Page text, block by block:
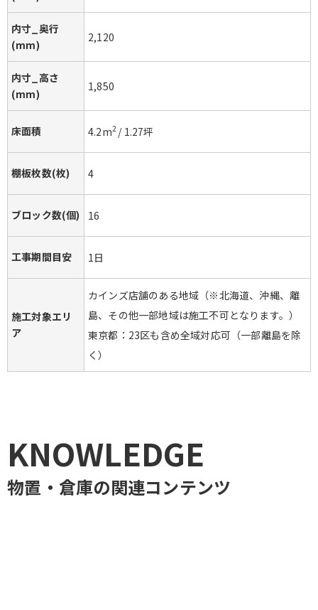
内寸_奥行
(mm)
2,120
内寸_高さ
(mm)
1,850
床面積 4.2m2/ 1.27坪
棚板枚数(枚) 4
ブロック数(個) 16
工事期間目安 1日
施工対象エリ
ア
カインズ店舗のある地域（※北海道、沖縄、離
島、その他一部地域は施工不可となります。）
東京都：23区も含め全域対応可（一部離島を除
く）
KNOWLEDGE
物置・倉庫の関連コンテンツ